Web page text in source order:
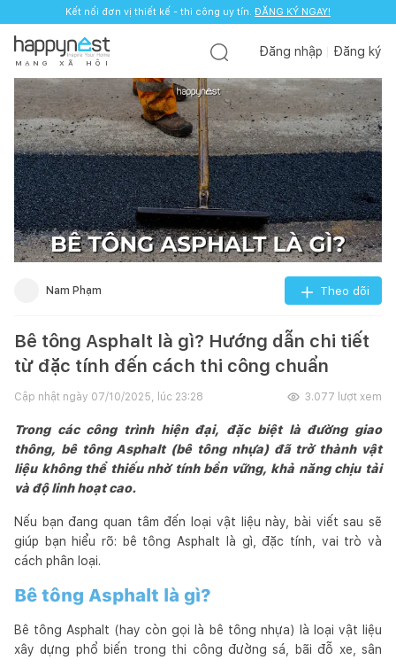
Kết nối đơn vị thiết kế - thi công uy tín. ĐĂNG KÝ NGAY!
M Ạ N G X Ã H Ộ I
Đăng nhập Đăng ký
Nam Phạm Theo dõi
Bê tông Asphalt là gì? Hướng dẫn chi tiết
từ đặc tính đến cách thi công chuẩn
Cập nhật ngày 07/10/2025, lúc 23:28 3.077 lượt xem
Trong các công trình hiện đại, đặc biệt là đường giao
thông, bê tông Asphalt (bê tông nhựa) đã trở thành vật
liệu không thể thiếu nhờ tính bền vững, khả năng chịu tải
và độ linh hoạt cao.
Nếu bạn đang quan tâm đến loại vật liệu này, bài viết sau sẽ
giúp bạn hiểu rõ: bê tông Asphalt là gì, đặc tính, vai trò và
cách phân loại.
Bê tông Asphalt là gì?
Bê tông Asphalt (hay còn gọi là bê tông nhựa) là loại vật liệu
xây dựng phổ biến trong thi công đường sá, bãi đỗ xe, sân